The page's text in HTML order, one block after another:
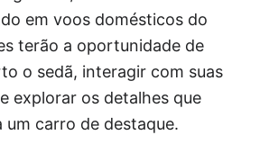
em voos domésticos do
terão a oportunidade de
o sedã, interagir com suas
explorar os detalhes que
um carro de destaque.